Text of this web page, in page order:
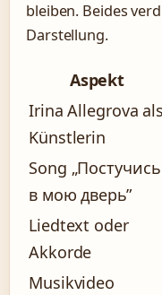
bleiben. Beides
Darstellung.
Aspekt
Irina Allegrova als
Künstlerin
Song „Постучись
в мою дверь”
Liedtext oder
Akkorde
Musikvideo